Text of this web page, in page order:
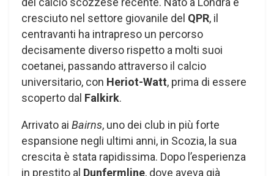
cresciuto nel settore giovanile del QPR, il
centravanti ha intrapreso un percorso
decisamente diverso rispetto a molti suoi
coetanei, passando attraverso il calcio
universitario, con Heriot-Watt, prima di essere
scoperto dal Falkirk.
Arrivato ai Bairns, uno dei club in più forte
espansione negli ultimi anni, in Scozia, la sua
crescita è stata rapidissima. Dopo l’esperienza
in prestito al Dunfermline, dove aveva già